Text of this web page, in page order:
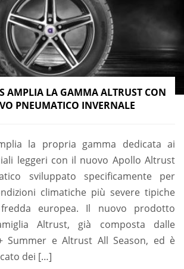
AMPLIA LA GAMMA ALTRUST CON
PNEUMATICO INVERNALE
la propria gamma dedicata ai
leggeri con il nuovo Apollo Altrust
sviluppato specificamente per
climatiche più severe tipiche
europea. Il nuovo prodotto
Altrust, già composta dalle
Summer e Altrust All Season, ed è
dei […]